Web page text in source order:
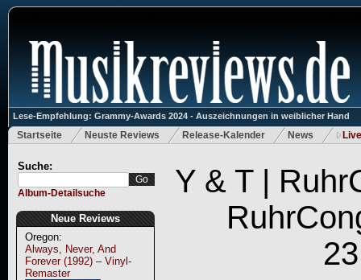
Lese-Empfehlung: Grammy-Awards 2024 - Auszeichnungen in weiblicher Hand
Startseite Neuste Reviews Release-Kalender News Live
Suche:
Album-Detailsuche
Neue Reviews
Oregon:
Always, Never, And
Forever (1992) – Vinyl-
Remaster
Y & T |